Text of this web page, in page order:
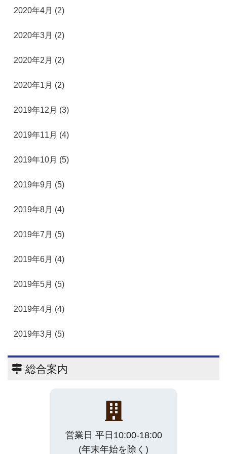
2020年4月 (2)
2020年3月 (2)
2020年2月 (2)
2020年1月 (2)
2019年12月 (3)
2019年11月 (4)
2019年10月 (5)
2019年9月 (5)
2019年8月 (4)
2019年7月 (5)
2019年6月 (4)
2019年5月 (5)
2019年4月 (4)
2019年3月 (5)
総合案内
営業日 平日10:00-18:00
(年末年始を除く)